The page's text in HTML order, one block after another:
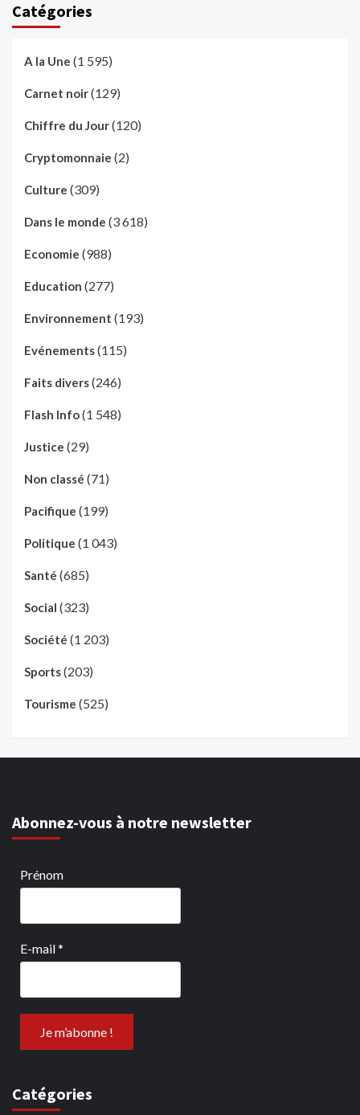
Catégories
A la Une (1 595)
Carnet noir(129)
Chiffre du Jour(120)
Cryptomonnaie (2)
Culture (309)
Dans le monde (3 618)
Economie (988)
Education (277)
Environnement (193)
Evénements(115)
Faits divers(246)
Flash Info(1 548)
Justice (29)
Non classé (71)
Pacifique (199)
Politique (1 043)
Santé (685)
Social (323)
Société (1 203)
Sports(203)
Tourisme (525)
Abonnez-vous à notre newsletter
Prénom
E-mail*
Catégories